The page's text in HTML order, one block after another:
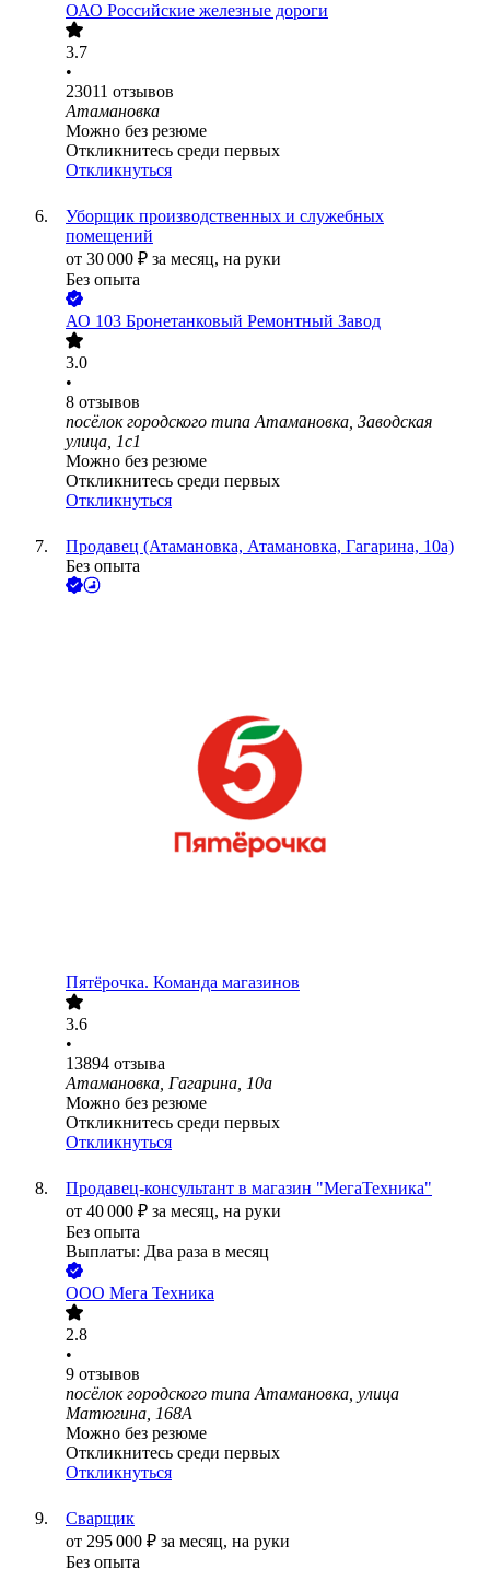
ОАО Российские железные дороги
3.7
•
23011 отзывов
Атамановка
Можно без резюме
Откликнитесь среди первых
Откликнуться
Уборщик производственных и служебных
помещений
от 30 000 ₽ за месяц, на руки
Без опыта
АО 103 Бронетанковый Ремонтный Завод
3.0
•
8 отзывов
посёлок городского типа Атамановка, Заводская
улица, 1с1
Можно без резюме
Откликнитесь среди первых
Откликнуться
Продавец (Атамановка, Атамановка, Гагарина, 10а)
Без опыта
Пятёрочка. Команда магазинов
3.6
•
13894 отзыва
Атамановка, Гагарина, 10а
Можно без резюме
Откликнитесь среди первых
Откликнуться
Продавец-консультант в магазин "МегаТехника"
от 40 000 ₽ за месяц, на руки
Без опыта
Выплаты: Два раза в месяц
ООО Мега Техника
2.8
•
9 отзывов
посёлок городского типа Атамановка, улица
Матюгина, 168А
Можно без резюме
Откликнитесь среди первых
Откликнуться
Сварщик
от 295 000 ₽ за месяц, на руки
Без опыта